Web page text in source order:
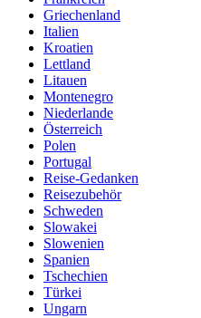
Griechenland
Italien
Kroatien
Lettland
Litauen
Montenegro
Niederlande
Österreich
Polen
Portugal
Reise-Gedanken
Reisezubehör
Schweden
Slowakei
Slowenien
Spanien
Tschechien
Türkei
Ungarn